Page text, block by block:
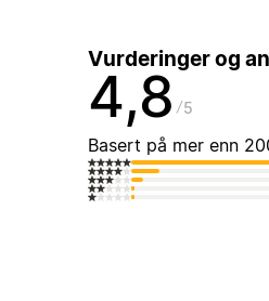
Vurderinger og
4,8 5
Basert på mer enn